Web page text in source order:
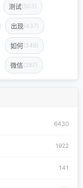
测试(503)
出现(437)
如何(349)
微信(287)
6430
1922
141